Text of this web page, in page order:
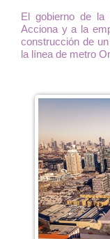
El gobierno de la
Acciona y a la
construcción de
la línea de metro